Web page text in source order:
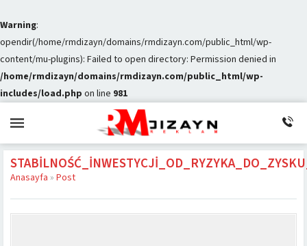
Warning:
opendir(/home/rmdizayn/domains/rmdizayn.com/public_html/wp-
content/mu-plugins): Failed to open directory: Permission denied in
/home/rmdizayn/domains/rmdizayn.com/public_html/wp-
includes/load.php on line 981
Anasayfa » Post